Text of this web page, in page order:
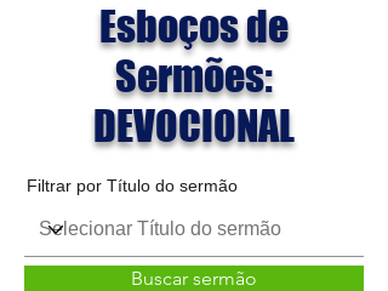
Esboços de
Sermões:
DEVOCIONAL
Filtrar por Título do sermão
Buscar sermão